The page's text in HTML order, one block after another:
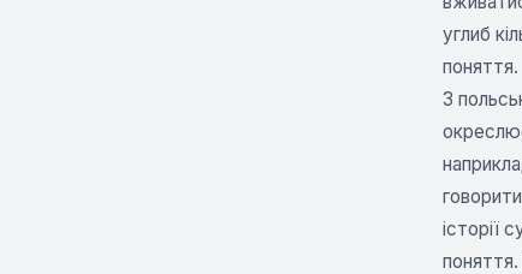
углиб
поняття.
З
історії